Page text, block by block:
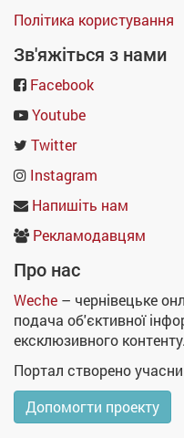
Політика користування
Зв'яжіться з нами
Facebook
Youtube
Twitter
Instagram
Напишіть нам
Рекламодавцям
Про нас
Weche – чернівецьке
подача об'єктивної
ексклюзивного контенту.
Портал створено
Допомогти проекту